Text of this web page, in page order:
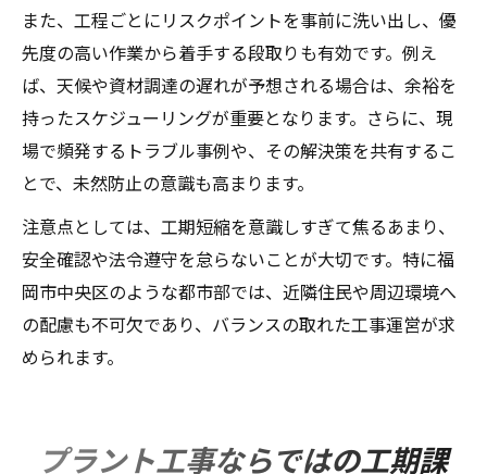
また、工程ごとにリスクポイントを事前に洗い出し、優
先度の高い作業から着手する段取りも有効です。例え
ば、天候や資材調達の遅れが予想される場合は、余裕を
持ったスケジューリングが重要となります。さらに、現
場で頻発するトラブル事例や、その解決策を共有するこ
とで、未然防止の意識も高まります。
注意点としては、工期短縮を意識しすぎて焦るあまり、
安全確認や法令遵守を怠らないことが大切です。特に福
岡市中央区のような都市部では、近隣住民や周辺環境へ
の配慮も不可欠であり、バランスの取れた工事運営が求
められます。
プラント工事ならではの工期課